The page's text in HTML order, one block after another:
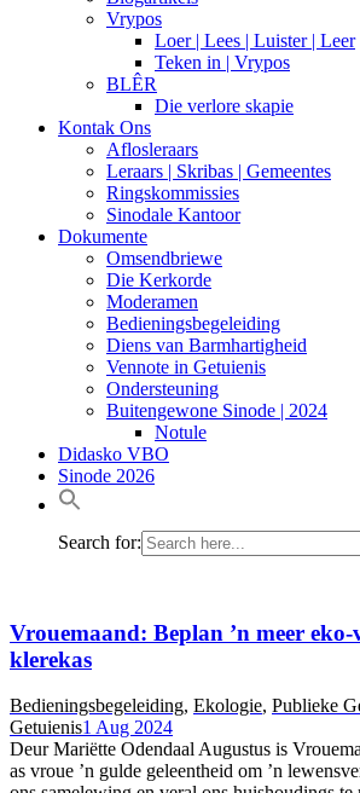
Vrypos
Loer | Lees | Luister | Leer
Teken in | Vrypos
BLÊR
Die verlore skapie
Kontak Ons
Aflosleraars
Leraars | Skribas | Gemeentes
Ringskommissies
Sinodale Kantoor
Dokumente
Omsendbriewe
Die Kerkorde
Moderamen
Bedieningsbegeleiding
Diens van Barmhartigheid
Vennote in Getuienis
Ondersteuning
Buitengewone Sinode | 2024
Notule
Didasko VBO
Sinode 2026
Search for:
Vrouemaand: Beplan ’n meer
klerekas
Bedieningsbegeleiding, Ekologie, Publieke
Getuienis1 Aug 2024
Deur Mariëtte Odendaal Augustus is
as vroue ’n gulde geleentheid om ’n